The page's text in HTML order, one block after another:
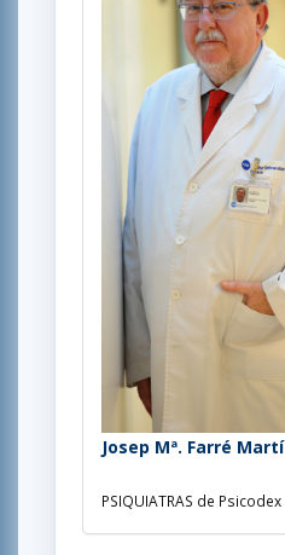
Josep Mª. Farré Martí
PSIQUIATRAS de Psicodex